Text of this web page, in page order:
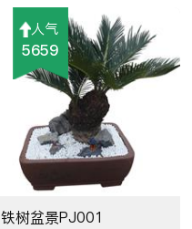
人气
5659
铁树盆景PJ001